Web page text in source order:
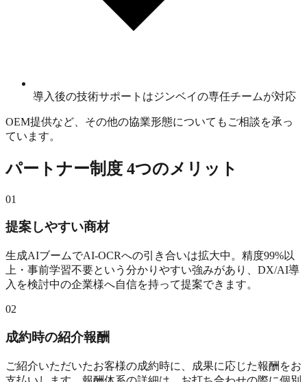
導入後の技術サポートはジンベイの専任チームが対応
OEM提供など、その他の協業形態についてもご相談を承っ
ています。
パートナー制度 4つのメリット
01
提案しやすい商材
生成AIブームでAI-OCRへの引き合いは拡大中。精度99%以
上・事前学習不要という分かりやすい強みがあり、DX/AI導
入を検討中の企業様へ自信を持って提案できます。
02
成約時の紹介報酬
ご紹介いただいたお客様の成約時に、成果に応じた報酬をお